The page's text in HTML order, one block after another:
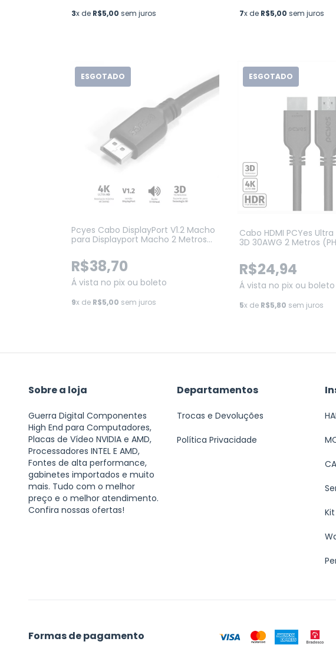
3x de R$5,00 sem juros 7x de R$5,00 sem juros
ESGOTADO
Pcyes Cabo DisplayPort V1.2 Macho
para Displayport Macho 2 Metros
R$38,70
Á vista no pix ou boleto
9x de R$5,00 sem juros
ESGOTADO
Cabo HDMI PCYes Ultra
3D 30AWG 2 Metros
R$24,94
Á vista no pix ou boleto
5x de R$5,80 sem juros
Sobre a loja
Guerra Digital Componentes
High End para Computadores,
Placas de Vídeo NVIDIA e AMD,
Processadores INTEL E AMD,
Fontes de alta performance,
gabinetes importados e muito
mais. Tudo com o melhor
preço e o melhor atendimento.
Confira nossas ofertas!
Departamentos
Trocas e Devoluções
Política Privacidade
Formas de pagamento